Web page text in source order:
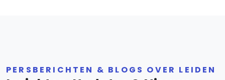
PERSBERICHTEN & BLOGS OVER LEIDEN